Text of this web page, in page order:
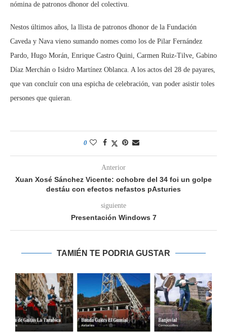
nómina de patronos dhonor del colectivu.
Nestos últimos años, la llista de patronos dhonor de la Fundación
Caveda y Nava vieno sumando nomes como los de Pilar Fernández
Pardo, Hugo Morán, Enrique Castro Quini, Carmen Ruiz-Tilve, Gabino
Díaz Merchán o Isidro Martínez Oblanca. A los actos del 28 de payares,
que van concluír con una espicha de celebración, van poder asistir toles
persones que quieran.
0
Anterior
Xuan Xosé Sánchez Vicente: ochobre del 34 foi un golpe
destáu con efectos nefastos pAsturies
siguiente
Presentación Windows 7
TAMIÉN TE PODRIA GUSTAR